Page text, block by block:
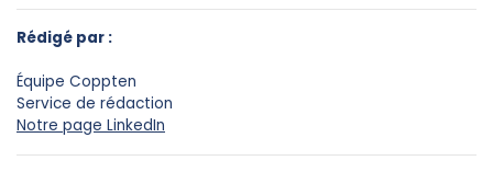
Rédigé par :
Équipe Coppten
Service de rédaction
Notre page LinkedIn